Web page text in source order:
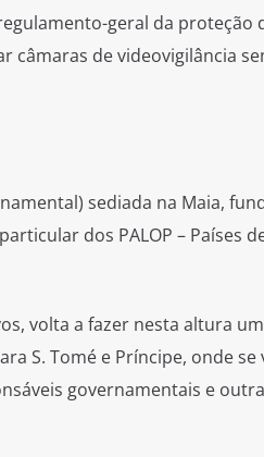
geral da proteção
câmaras de videovigilância
sediada na Maia,
dos PALOP – Países
volta a fazer nesta altura
S. Tomé e Príncipe, onde se
governamentais e